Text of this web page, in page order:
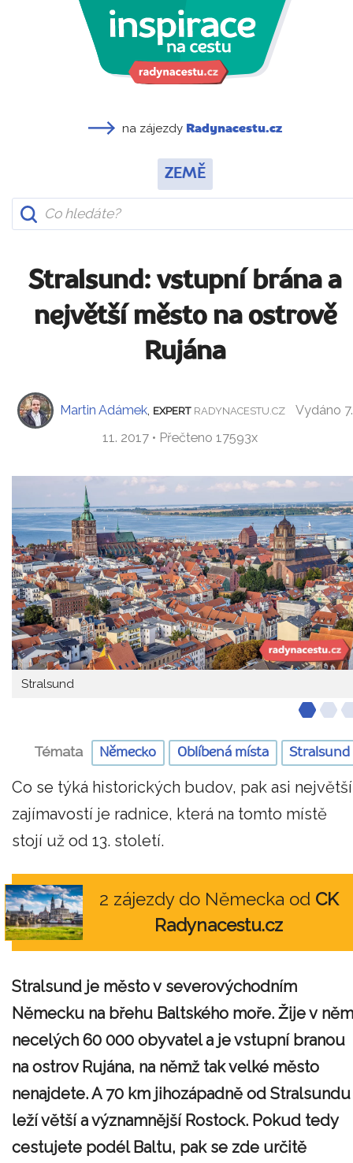
na zájezdy Radynacestu.cz
ZEMĚ
Stralsund: vstupní brána a
největší město na ostrově
Rujána
Martin Adámek EXPERT RADYNACESTU.CZ
Vydáno 7.
11. 2017 • Přečteno 17593x
Stralsund
Témata Německo Oblíbená místa Stralsund
Co se týká historických budov, pak asi největší
zajímavostí je radnice, která na tomto místě
stojí už od 13. století.
2 zájezdy do Německa od CK
Radynacestu.cz
Stralsund je město v severovýchodním
Německu na břehu Baltského moře. Žije v něm
necelých 60 000 obyvatel a je vstupní branou
na ostrov Rujána, na němž tak velké město
nenajdete. A 70 km jihozápadně od Stralsundu
leží větší a významnější Rostock. Pokud tedy
cestujete podél Baltu, pak se zde určitě